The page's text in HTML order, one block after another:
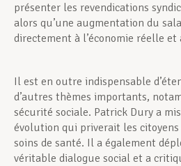
présenter les revendications
alors qu’une augmentation du
directement à l’économie réelle et
Il est en outre indispensable
d’autres thèmes importants,
sécurité sociale. Patrick Dury a
évolution qui priverait les citoyens
soins de santé. Il a également
véritable dialogue social et a